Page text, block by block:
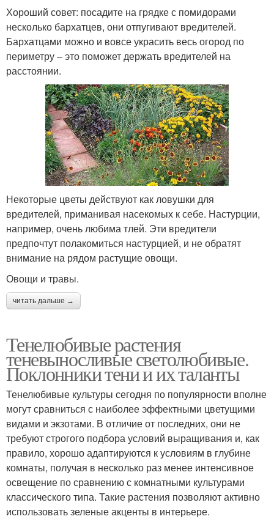
Хороший совет: посадите на грядке с помидорами
несколько бархатцев, они отпугивают вредителей.
Бархатцами можно и вовсе украсить весь огород по
периметру – это поможет держать вредителей на
расстоянии.
Некоторые цветы действуют как ловушки для
вредителей, приманивая насекомых к себе. Настурции,
например, очень любима тлей. Эти вредители
предпочтут полакомиться настурцией, и не обратят
внимание на рядом растущие овощи.
Овощи и травы.
читать дальше →
Тенелюбивые растения
теневыносливые светолюбивые.
Поклонники тени и их таланты
Тенелюбивые культуры сегодня по популярности вполне
могут сравниться с наиболее эффектными цветущими
видами и экзотами. В отличие от последних, они не
требуют строгого подбора условий выращивания и, как
правило, хорошо адаптируются к условиям в глубине
комнаты, получая в несколько раз менее интенсивное
освещение по сравнению с комнатными культурами
классического типа. Такие растения позволяют активно
использовать зеленые акценты в интерьере.